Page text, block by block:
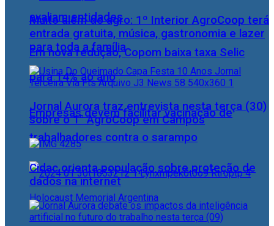
avaliam entidades
Em nova redução, Copom baixa taxa Selic
para 14% ao ano
Empresas devem facilitar vacinação de
trabalhadores contra o sarampo
Muito além do agro: 1º Interior AgroCoop terá
entrada gratuita, música, gastronomia e lazer
para toda a família
Jornal Aurora traz entrevista nesta terça (30)
sobre o 1° AgroCoop em Campos
Cidac orienta população sobre proteção de
dados na internet